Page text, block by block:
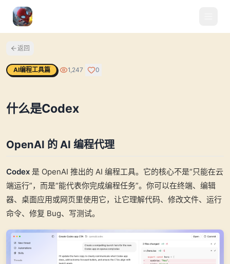
返回
AI编程工具篇 1,247 0
什么是Codex
OpenAI 的 AI 编程代理
Codex 是 OpenAI 推出的 AI 编程工具。它的核心不是“只能在云
端运行”，而是“能代表你完成编程任务”。你可以在终端、编辑
器、桌面应用或网页里使用它，让它理解代码、修改文件、运行
命令、修复 Bug、写测试。